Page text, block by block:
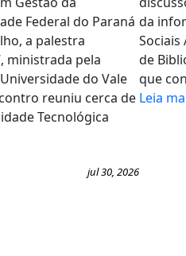
Federal do Paraná
a palestra
ministrada pela
do Vale
reuniu cerca de
Tecnológica
jul 30, 2026
da
Sociais
de
que
Leia